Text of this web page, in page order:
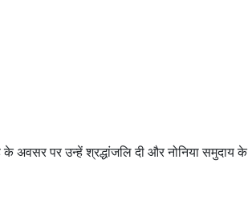
के अवसर पर उन्हें श्रद्धांजलि दी और नोनिया समुदाय के